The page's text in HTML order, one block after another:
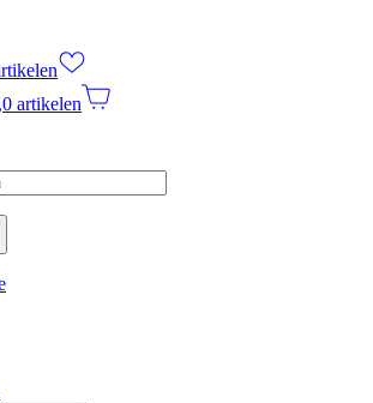
,0 artikelen